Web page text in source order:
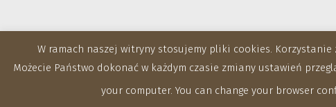
W ramach naszej witryny stosujemy pliki cookies. Korzystanie
Możecie Państwo dokonać w każdym czasie zmiany ustawień
your computer. You can change your browser